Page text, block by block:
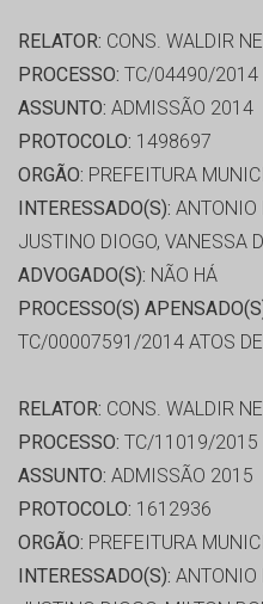
RELATOR: CONS. WALDIR
PROCESSO: TC/04490/2014
ASSUNTO: ADMISSÃO 2014
PROTOCOLO: 1498697
ORGÃO: PREFEITURA
INTERESSADO(S): ANTONIO
JUSTINO DIOGO, VANESSA
ADVOGADO(S): NÃO HÁ
PROCESSO(S)
TC/00007591/2014 ATOS
RELATOR: CONS. WALDIR
PROCESSO: TC/11019/2015
ASSUNTO: ADMISSÃO 2015
PROTOCOLO: 1612936
ORGÃO: PREFEITURA
INTERESSADO(S): ANTONIO